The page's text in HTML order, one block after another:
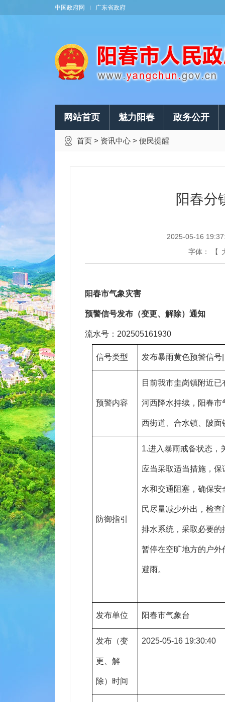
中国政府网 广东省政府
网站首页 魅力阳春 政务公开
首页 > 资讯中心 > 便民提醒
阳春分
2025-05-16
字体：
【
阳春市气象灾害
预警信号发布（变更、解除） 通知
流水号：202505161930
信号类型 发布暴雨黄色预警信号|
预警内容
目前我市圭岗镇附近
河西降水持续，阳春
西街道、合水镇、陂
防御指引
1.进入暴雨戒备状态，
应当采取适当措施，
水和交通阻塞，确保
民尽量减少外出，检
排水系统，采取必要
暂停在空旷地方的户
避雨。
发布单位 阳春市气象台
发布（变
更、解
除）时间
2025-05-16 19:30:40